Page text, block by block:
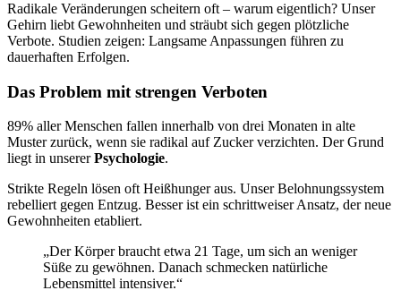
Radikale Veränderungen scheitern oft – warum eigentlich? Unser
Gehirn liebt Gewohnheiten und sträubt sich gegen plötzliche
Verbote. Studien zeigen: Langsame Anpassungen führen zu
dauerhaften Erfolgen.
Das Problem mit strengen Verboten
89% aller Menschen fallen innerhalb von drei Monaten in alte
Muster zurück, wenn sie radikal auf Zucker verzichten. Der Grund
liegt in unsererPsychologie.
Strikte Regeln lösen oft Heißhunger aus. Unser Belohnungssystem
rebelliert gegen Entzug. Besser ist ein schrittweiser Ansatz, der neue
Gewohnheiten etabliert.
„Der Körper braucht etwa 21 Tage, um sich an weniger
Süße zu gewöhnen. Danach schmecken natürliche
Lebensmittel intensiver.“